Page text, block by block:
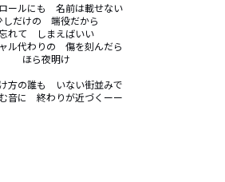
ールにも　名前は載せない
しだけの　端役だから
れて　しまえばいい
ル代わりの　傷を刻んだら
ほら夜明け
方の誰も　いない街並みで
音に　終わりが近づくーー